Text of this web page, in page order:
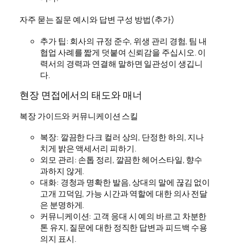
자주 묻는 질문 예시와 답변 구성 방법(추가)
추가 팁: 회사의 규정 준수, 위생 관리 경험, 팀 내
협업 사례를 짧게 덧붙여 신뢰감을 주십시오. 이
력서의 경력과 연결해 말하면 일관성이 생깁니
다.
현장 면접에서의 태도와 매너
복장 가이드와 커뮤니케이션 스킬
복장: 깔끔한 다크 컬러 상의, 단정한 하의, 지나
치게 밝은 액세서리 피하기.
외모 관리: 손톱 정리, 깔끔한 헤어스타일, 향수
과하지 않게.
대화: 경청과 명확한 발음, 상대의 말에 끊김 없이
고개 끄덕임, 가능 시간과 역할에 대한 의사 전달
은 분명하게.
커뮤니케이션: 고객 응대 시 예의 바르고 차분한
톤 유지, 질문에 대한 정직한 답변과 피드백 수용
의지 표시.